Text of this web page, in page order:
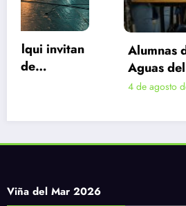
Alumnas del curso Mujeres
Aguas del Valle retoman
PiscoFM
Viña del Mar 2026